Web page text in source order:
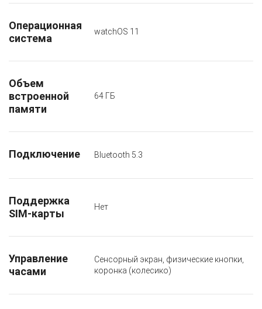
Операционная
система
watchOS 11
Объем
встроенной
памяти
64 ГБ
Подключение Bluetooth 5.3
Поддержка
SIM-карты
Нет
Управление
часами
Сенсорный экран, физические кнопки,
коронка (колесико)